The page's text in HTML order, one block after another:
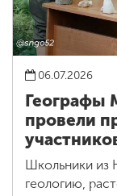
06.07.2026
Географы
провели
Школьники из
геологию,